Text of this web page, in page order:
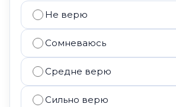
Не верю
Сомневаюсь
Средне верю
Сильно верю